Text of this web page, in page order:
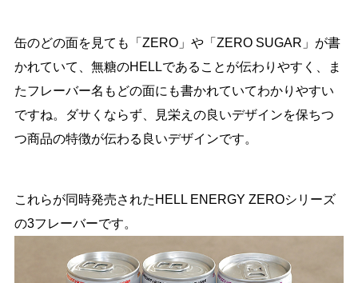
缶のどの面を見ても「ZERO」や「ZERO SUGAR」が書
かれていて、無糖のHELLであることが伝わりやすく、ま
たフレーバー名もどの面にも書かれていてわかりやすい
ですね。ダサくならず、見栄えの良いデザインを保ちつ
つ商品の特徴が伝わる良いデザインです。
これらが同時発売されたHELL ENERGY ZEROシリーズ
の3フレーバーです。